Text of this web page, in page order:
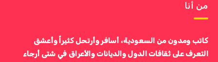
من أنا
كاتب ومدون من السعودية، أسافر وأرتحل كثيراً وأعشق
التعرف على ثقافات الدول والديانات والأعراق في شتى أرجاء